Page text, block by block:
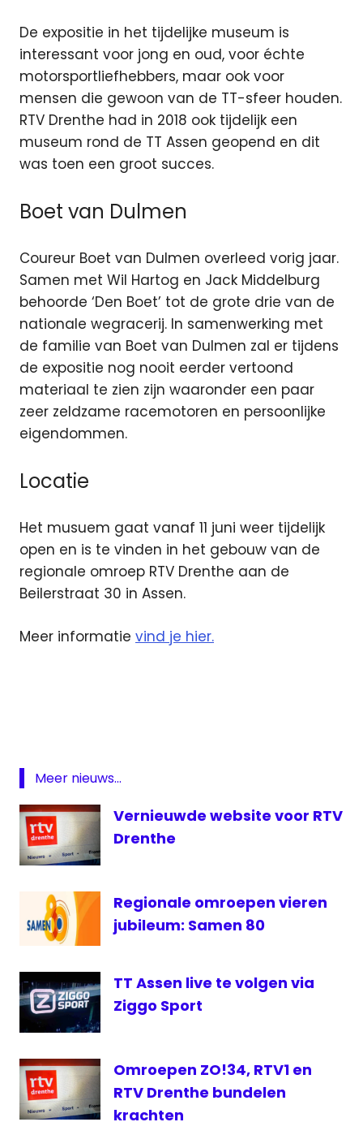
De expositie in het tijdelijke museum is
interessant voor jong en oud, voor échte
motorsportliefhebbers, maar ook voor
mensen die gewoon van de TT-sfeer houden.
RTV Drenthe had in 2018 ook tijdelijk een
museum rond de TT Assen geopend en dit
was toen een groot succes.
Boet van Dulmen
Coureur Boet van Dulmen overleed vorig jaar.
Samen met Wil Hartog en Jack Middelburg
behoorde ‘Den Boet’ tot de grote drie van de
nationale wegracerij. In samenwerking met
de familie van Boet van Dulmen zal er tijdens
de expositie nog nooit eerder vertoond
materiaal te zien zijn waaronder een paar
zeer zeldzame racemotoren en persoonlijke
eigendommen.
Locatie
Het musuem gaat vanaf 11 juni weer tijdelijk
open en is te vinden in het gebouw van de
regionale omroep RTV Drenthe aan de
Beilerstraat 30 in Assen.
Meer informatie vind je hier.
Meer nieuws...
Vernieuwde website voor RTV
Drenthe
Regionale omroepen vieren
jubileum: Samen 80
TT Assen live te volgen via
Ziggo Sport
Omroepen ZO!34, RTV1 en
RTV Drenthe bundelen
krachten